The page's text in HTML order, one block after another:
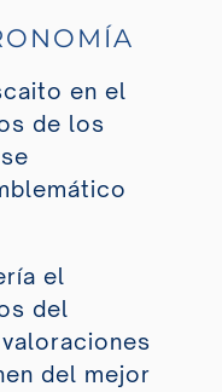
en el
de los
el
del
del mejor